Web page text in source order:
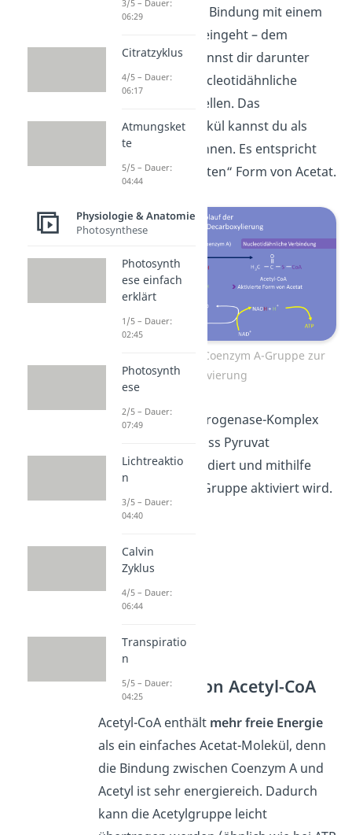
Acetylgruppe eine Bindung mit einem
anderen Molekül eingeht – dem
Coenzym A. Du kannst dir darunter
eine komplexe, nucleotidähnliche
Verbindung vorstellen. Das
entstehende Molekül kannst du als
Acetyl-CoA bezeichnen. Es entspricht
quasi der „aktivierten“ Form von Acetat.
Übertragung der Coenzym A-Gruppe zur
Aktivierung
Der Pyruvatdehydrogenase-Komplex
veranlasst also, dass Pyruvat
decarboxyliert, oxidiert und mithilfe
einer Coenzym A-Gruppe aktiviert wird.
Bedeutung von Acetyl-CoA
Acetyl-CoA enthält mehr freie Energie
als ein einfaches Acetat-Molekül, denn
die Bindung zwischen Coenzym A und
Acetyl ist sehr energiereich. Dadurch
kann die Acetylgruppe leicht
3/5 – Dauer:
06:29
Citratzyklus
4/5 – Dauer:
06:17
Atmungsket
te
5/5 – Dauer:
04:44
Physiologie & Anatomie
Photosynthese
Photosynth
ese einfach
erklärt
1/5 – Dauer:
02:45
Photosynth
ese
2/5 – Dauer:
07:49
Lichtreaktio
n
3/5 – Dauer:
04:40
Calvin
Zyklus
4/5 – Dauer:
06:44
Transpiratio
n
5/5 – Dauer:
04:25